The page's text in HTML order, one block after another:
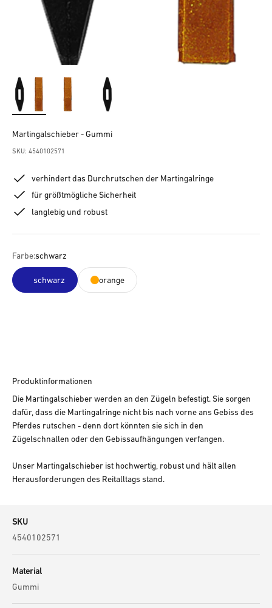
Martingalschieber - Gummi
SKU: 4540102571
verhindert das Durchrutschen der Martingalringe
für größtmögliche Sicherheit
langlebig und robust
Farbe:schwarz
schwarz orange
Produktinformationen
Die Martingalschieber werden an den Zügeln befestigt. Sie sorgen
dafür, dass die Martingalringe nicht bis nach vorne ans Gebiss des
Pferdes rutschen - denn dort könnten sie sich in den
Zügelschnallen oder den Gebissaufhängungen verfangen.
Unser Martingalschieber ist hochwertig, robust und hält allen
Herausforderungen des Reitalltags stand.
SKU
4540102571
Material
Gummi